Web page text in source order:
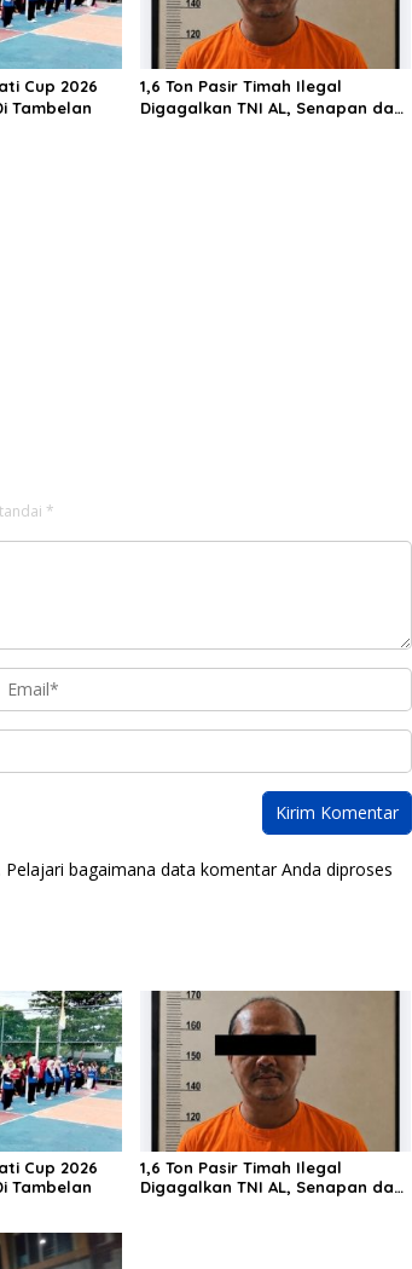
Cup 2026
Tambelan
1,6 Ton Pasir Timah Ilegal
Digagalkan TNI AL, Senapan dan
*
Pelajari bagaimana data komentar Anda diproses
Cup 2026
Tambelan
1,6 Ton Pasir Timah Ilegal
Digagalkan TNI AL, Senapan dan